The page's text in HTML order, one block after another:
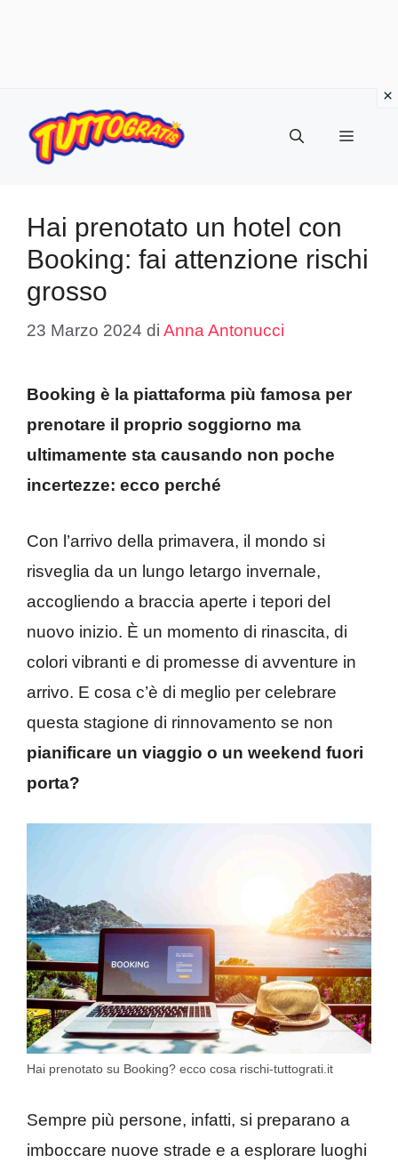
contenuto
Menu
Hai prenotato un hotel con
Booking: fai attenzione rischi
grosso
23 Marzo 2024 di Anna Antonucci
Booking è la piattaforma più famosa per
prenotare il proprio soggiorno ma
ultimamente sta causando non poche
incertezze: ecco perché
Con l’arrivo della primavera, il mondo si
risveglia da un lungo letargo invernale,
accogliendo a braccia aperte i tepori del
nuovo inizio. È un momento di rinascita, di
colori vibranti e di promesse di avventure in
arrivo. E cosa c’è di meglio per celebrare
questa stagione di rinnovamento se non
pianificare un viaggio o un weekend fuori
porta?
Hai prenotato su Booking? ecco cosa rischi-tuttograti.it
Sempre più persone, infatti, si preparano a
imboccare nuove strade e a esplorare luoghi